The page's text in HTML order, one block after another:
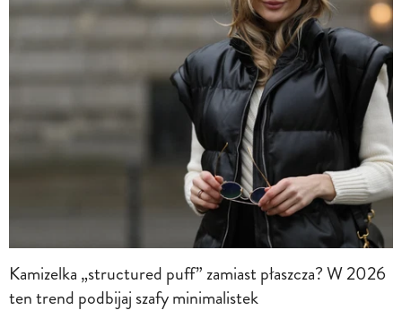
Kamizelka „structured puff” zamiast płaszcza? W 2026
ten trend podbijaj szafy minimalistek